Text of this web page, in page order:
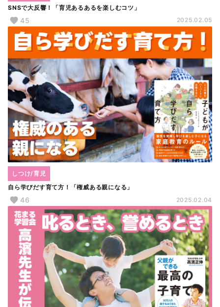
SNSで大反響！「育児あるあるを楽しむコツ」
45 2025.02.05
自ら学びだす育て方！「権威ある親になる」
しつけ/育児
46 2025.02.04